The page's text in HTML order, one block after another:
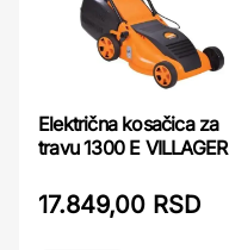
Električna kosačica za
travu 1300 E VILLAGER
17.849,00 RSD